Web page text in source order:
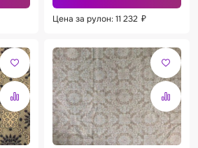
Цена за рулон: 11 232 ₽